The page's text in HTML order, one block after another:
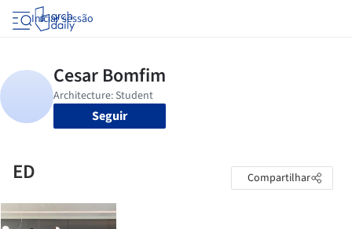
Iniciar sessão
Seguir
ED Compartilhar